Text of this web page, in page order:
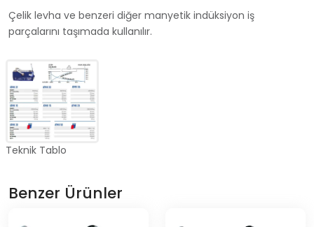
Çelik levha ve benzeri diğer manyetik indüksiyon iş
parçalarını taşımada kullanılır.
Teknik Tablo
Benzer Ürünler